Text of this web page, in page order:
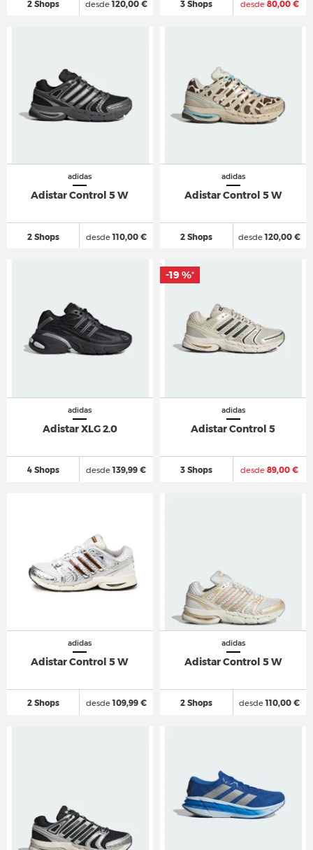
2 Shops desde120,00 € 3 Shops desde80,00 €
adidas
Adistar Control 5 W
2 Shops desde110,00 €
adidas
Adistar Control 5 W
2 Shops desde120,00 €
adidas
Adistar XLG 2.0
4 Shops desde139,99 €
adidas
Adistar Control 5
3 Shops desde 89,00 €
-19 %*
adidas
Adistar Control 5 W
2 Shops desde109,99 €
adidas
Adistar Control 5 W
2 Shops desde110,00 €